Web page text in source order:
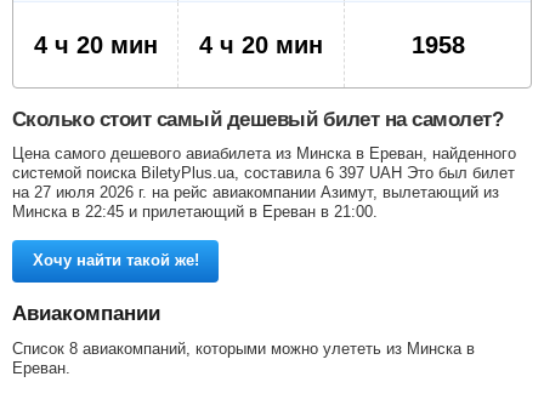
4 ч 20 мин 4 ч 20 мин 1958
Сколько стоит самый дешевый билет на самолет?
Цена самого дешевого авиабилета из Минска в Ереван, найденного
системой поиска BiletyPlus.ua, составила 6 397 UAH Это был билет
на 27 июля 2026 г. на рейс авиакомпании Азимут, вылетающий из
Минска в 22:45 и прилетающий в Ереван в 21:00.
Хочу найти такой же!
Авиакомпании
Список 8 авиакомпаний, которыми можно улететь из Минска в
Ереван.